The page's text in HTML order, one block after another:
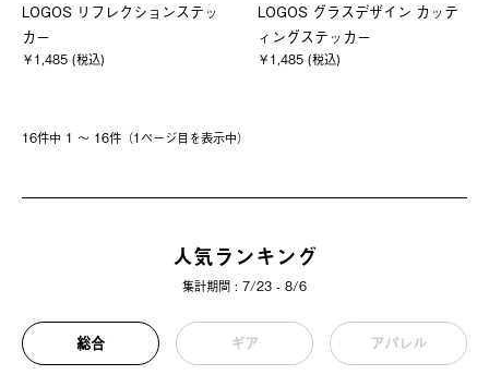
LOGOS リフレクションステッ
カー
￥1,485 (税込)
LOGOS グラスデザイン カッテ
ィングステッカー
￥1,485 (税込)
16件中 1 〜 16件（1ページ⽬を表⽰中）
人気ランキング
集計期間 : 7/23 - 8/6
総合 ギア アパレル